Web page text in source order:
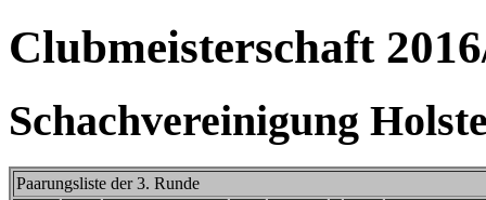
Clubmeisterschaft
Schachvereinigung
Paarungsliste der 3. Runde